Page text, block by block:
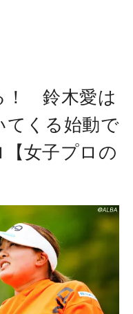
！ 鈴木愛は
てくる始動で
女子プロの